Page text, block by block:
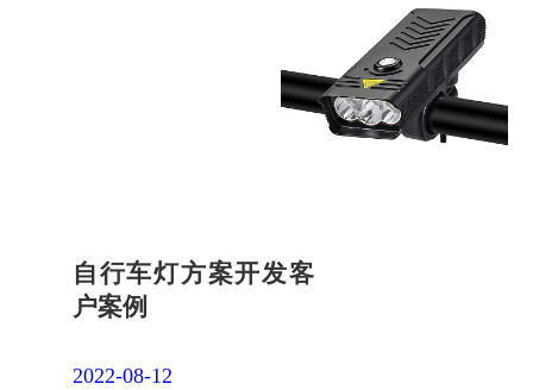
自行车灯方案开发客
户案例
2022-08-12